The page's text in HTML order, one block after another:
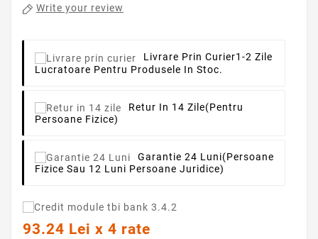
Write your review
Livrare Prin Curier1-2 Zile
Lucratoare Pentru Produsele In Stoc.
Retur In 14 Zile(pentru
Persoane Fizice)
Garantie 24 Luni(persoane
Fizice Sau 12 Luni Persoane Juridice)
93.24 Lei x 4 rate